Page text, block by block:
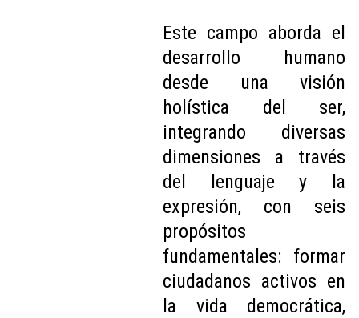
Este campo aborda el
desarrollo humano
desde una visión
holística del ser,
integrando diversas
dimensiones a través
del lenguaje y la
expresión, con seis
propósitos
fundamentales: formar
ciudadanos activos en
la vida democrática,